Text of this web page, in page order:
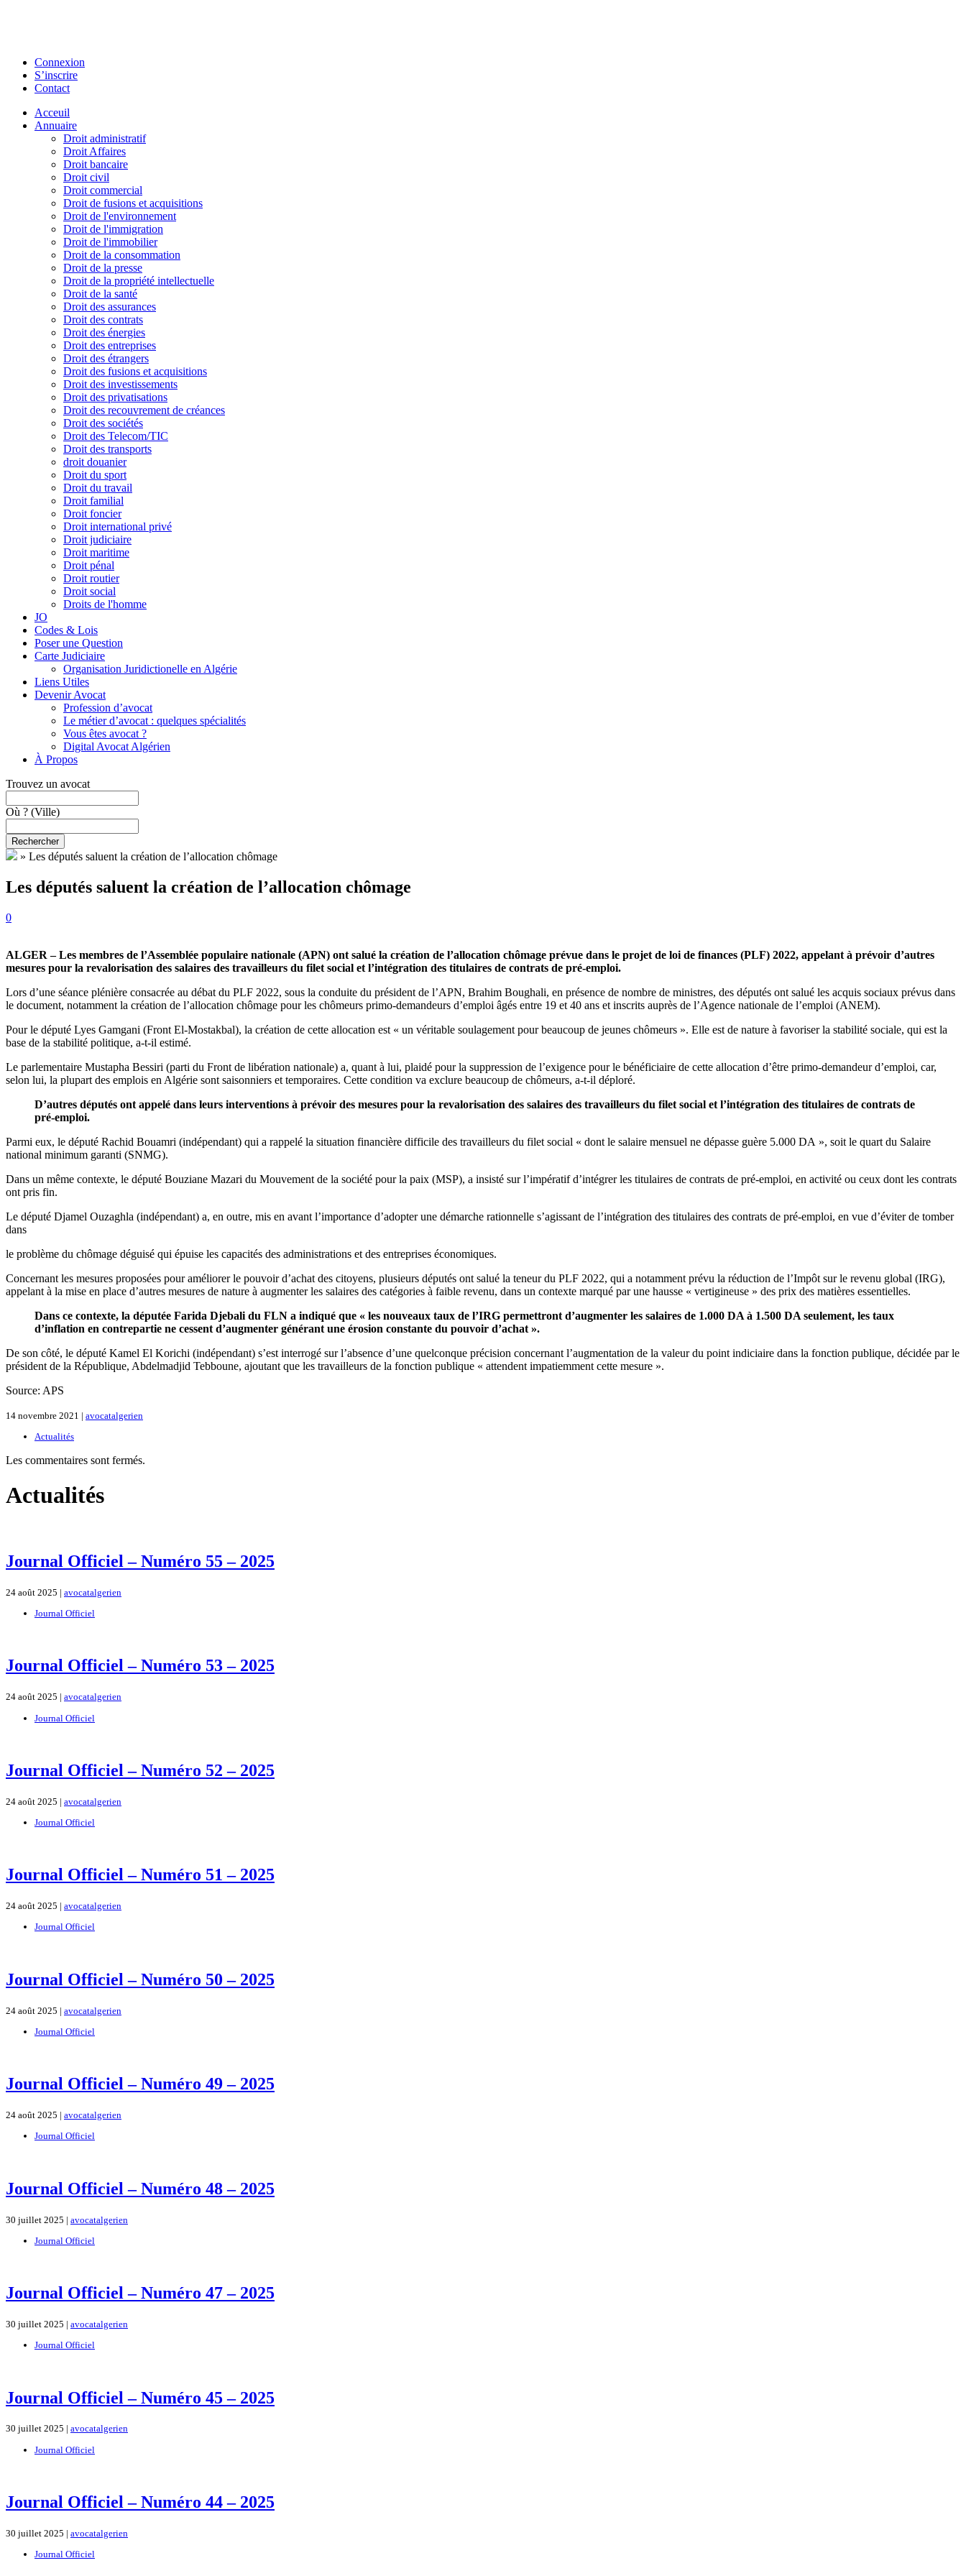
Connexion
S’inscrire
Contact
Acceuil
Annuaire
Droit administratif
Droit Affaires
Droit bancaire
Droit civil
Droit commercial
Droit de fusions et acquisitions
Droit de l'environnement
Droit de l'immigration
Droit de l'immobilier
Droit de la consommation
Droit de la presse
Droit de la propriété intellectuelle
Droit de la santé
Droit des assurances
Droit des contrats
Droit des énergies
Droit des entreprises
Droit des étrangers
Droit des fusions et acquisitions
Droit des investissements
Droit des privatisations
Droit des recouvrement de créances
Droit des sociétés
Droit des Telecom/TIC
Droit des transports
droit douanier
Droit du sport
Droit du travail
Droit familial
Droit foncier
Droit international privé
Droit judiciaire
Droit maritime
Droit pénal
Droit routier
Droit social
Droits de l'homme
JO
Codes & Lois
Poser une Question
Carte Judiciaire
Organisation Juridictionelle en Algérie
Liens Utiles
Devenir Avocat
Profession d’avocat
Le métier d’avocat : quelques spécialités
Vous êtes avocat ?
Digital Avocat Algérien
À Propos
Trouvez un avocat
Où ? (Ville)
Rechercher
» Les députés saluent la création de l’allocation chômage
Les députés saluent la création de l’allocation chômage
0
ALGER – Les membres de l’Assemblée populaire nationale (APN) ont salué la création de l’allocation chômage prévue dans le projet de loi de finances (PLF) 2022, appelant à prévoir d’autres
mesures pour la revalorisation des salaires des travailleurs du filet social et l’intégration des titulaires de contrats de pré-emploi.
Lors d’une séance plénière consacrée au débat du PLF 2022, sous la conduite du président de l’APN, Brahim Boughali, en présence de nombre de ministres, des députés ont salué les acquis sociaux prévus dans
le document, notamment la création de l’allocation chômage pour les chômeurs primo-demandeurs d’emploi âgés entre 19 et 40 ans et inscrits auprès de l’Agence nationale de l’emploi (ANEM).
Pour le député Lyes Gamgani (Front El-Mostakbal), la création de cette allocation est « un véritable soulagement pour beaucoup de jeunes chômeurs ». Elle est de nature à favoriser la stabilité sociale, qui est la
base de la stabilité politique, a-t-il estimé.
Le parlementaire Mustapha Bessiri (parti du Front de libération nationale) a, quant à lui, plaidé pour la suppression de l’exigence pour le bénéficiaire de cette allocation d’être primo-demandeur d’emploi, car,
selon lui, la plupart des emplois en Algérie sont saisonniers et temporaires. Cette condition va exclure beaucoup de chômeurs, a-t-il déploré.
D’autres députés ont appelé dans leurs interventions à prévoir des mesures pour la revalorisation des salaires des travailleurs du filet social et l’intégration des titulaires de contrats de
pré-emploi.
Parmi eux, le député Rachid Bouamri (indépendant) qui a rappelé la situation financière difficile des travailleurs du filet social « dont le salaire mensuel ne dépasse guère 5.000 DA », soit le quart du Salaire
national minimum garanti (SNMG).
Dans un même contexte, le député Bouziane Mazari du Mouvement de la société pour la paix (MSP), a insisté sur l’impératif d’intégrer les titulaires de contrats de pré-emploi, en activité ou ceux dont les contrats
ont pris fin.
Le député Djamel Ouzaghla (indépendant) a, en outre, mis en avant l’importance d’adopter une démarche rationnelle s’agissant de l’intégration des titulaires des contrats de pré-emploi, en vue d’éviter de tomber
dans
le problème du chômage déguisé qui épuise les capacités des administrations et des entreprises économiques.
Concernant les mesures proposées pour améliorer le pouvoir d’achat des citoyens, plusieurs députés ont salué la teneur du PLF 2022, qui a notamment prévu la réduction de l’Impôt sur le revenu global (IRG),
appelant à la mise en place d’autres mesures de nature à augmenter les salaires des catégories à faible revenu, dans un contexte marqué par une hausse « vertigineuse » des prix des matières essentielles.
Dans ce contexte, la députée Farida Djebali du FLN a indiqué que « les nouveaux taux de l’IRG permettront d’augmenter les salaires de 1.000 DA à 1.500 DA seulement, les taux
d’inflation en contrepartie ne cessent d’augmenter générant une érosion constante du pouvoir d’achat ».
De son côté, le député Kamel El Korichi (indépendant) s’est interrogé sur l’absence d’une quelconque précision concernant l’augmentation de la valeur du point indiciaire dans la fonction publique, décidée par le
président de la République, Abdelmadjid Tebboune, ajoutant que les travailleurs de la fonction publique « attendent impatiemment cette mesure ».
Source: APS
14 novembre 2021 | avocatalgerien
Actualités
Les commentaires sont fermés.
Actualités
Journal Officiel – Numéro 55 – 2025
24 août 2025 | avocatalgerien
Journal Officiel
Journal Officiel – Numéro 53 – 2025
24 août 2025 | avocatalgerien
Journal Officiel
Journal Officiel – Numéro 52 – 2025
24 août 2025 | avocatalgerien
Journal Officiel
Journal Officiel – Numéro 51 – 2025
24 août 2025 | avocatalgerien
Journal Officiel
Journal Officiel – Numéro 50 – 2025
24 août 2025 | avocatalgerien
Journal Officiel
Journal Officiel – Numéro 49 – 2025
24 août 2025 | avocatalgerien
Journal Officiel
Journal Officiel – Numéro 48 – 2025
30 juillet 2025 | avocatalgerien
Journal Officiel
Journal Officiel – Numéro 47 – 2025
30 juillet 2025 | avocatalgerien
Journal Officiel
Journal Officiel – Numéro 45 – 2025
30 juillet 2025 | avocatalgerien
Journal Officiel
Journal Officiel – Numéro 44 – 2025
30 juillet 2025 | avocatalgerien
Journal Officiel